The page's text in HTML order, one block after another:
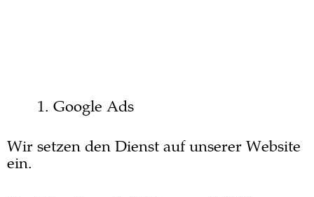
Google Ads
Wir setzen den Dienst auf unserer Website
ein.